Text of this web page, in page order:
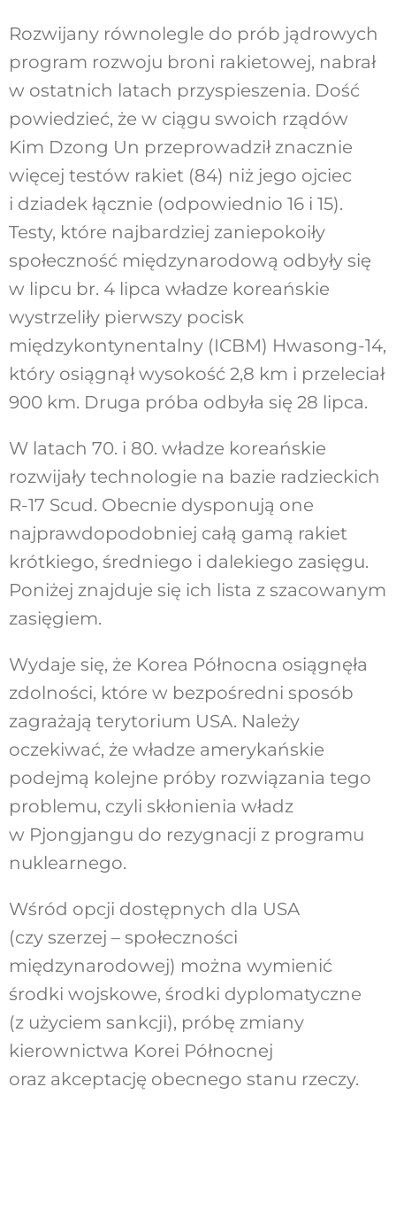
Rozwijany równolegle do prób jądrowych
program rozwoju broni rakietowej, nabrał
w ostatnich latach przyspieszenia. Dość
powiedzieć, że w ciągu swoich rządów
Kim Dzong Un przeprowadził znacznie
więcej testów rakiet (84) niż jego ojciec
i dziadek łącznie (odpowiednio 16 i 15).
Testy, które najbardziej zaniepokoiły
społeczność międzynarodową odbyły się
w lipcu br. 4 lipca władze koreańskie
wystrzeliły pierwszy pocisk
międzykontynentalny (ICBM) Hwasong-14,
który osiągnął wysokość 2,8 km i przeleciał
900 km. Druga próba odbyła się 28 lipca.
W latach 70. i 80. władze koreańskie
rozwijały technologie na bazie radzieckich
R-17 Scud. Obecnie dysponują one
najprawdopodobniej całą gamą rakiet
krótkiego, średniego i dalekiego zasięgu.
Poniżej znajduje się ich lista z szacowanym
zasięgiem.
Wydaje się, że Korea Północna osiągnęła
zdolności, które w bezpośredni sposób
zagrażają terytorium USA. Należy
oczekiwać, że władze amerykańskie
podejmą kolejne próby rozwiązania tego
problemu, czyli skłonienia władz
w Pjongjangu do rezygnacji z programu
nuklearnego.
Wśród opcji dostępnych dla USA
(czy szerzej – społeczności
międzynarodowej) można wymienić
środki wojskowe, środki dyplomatyczne
(z użyciem sankcji), próbę zmiany
kierownictwa Korei Północnej
oraz akceptację obecnego stanu rzeczy.